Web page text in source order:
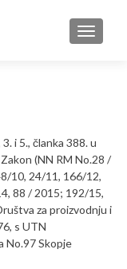
i 5., članka 388. u
(NN RM No.28 /
10, 24/11, 166/12,
88 / 2015; 192/15,
za proizvodnju i
s UTN
No.97 Skopje